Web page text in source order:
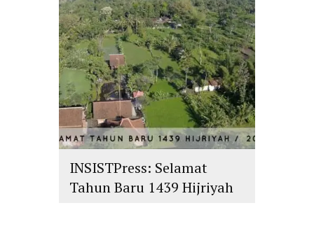
INSISTPress: Selamat
Tahun Baru 1439 Hijriyah